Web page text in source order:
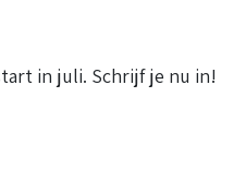
in juli. Schrijf je nu in!